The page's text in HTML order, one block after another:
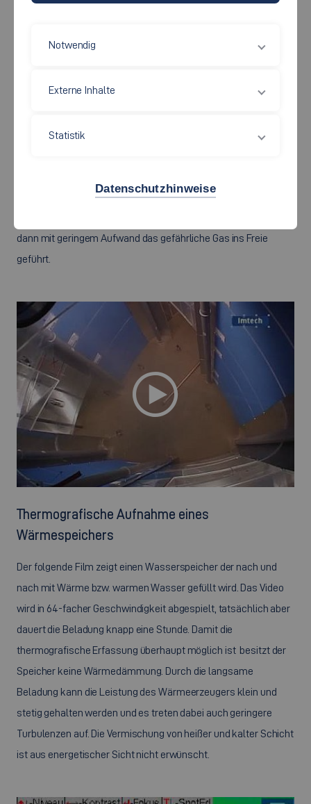
die Behandlung im Brandfall immer schwieriger. Besonders
Geometrien, z.B. in Atrien, da hierbei das giftige Gas trotz
möglich ist. Eine innovative Lösung für eine derartige
Brandfall den Qualm zunächst in die Mitte des Gebäudes und
dann mit geringem Aufwand das gefährliche Gas ins Freie
geführt.
Thermografische Aufnahme eines
Wärmespeichers
Der folgende Film zeigt einen Wasserspeicher der nach und
nach mit Wärme bzw. warmen Wasser gefüllt wird. Das Video
wird in 64-facher Geschwindigkeit abgespielt, tatsächlich aber
dauert die Beladung knapp eine Stunde. Damit die
thermografische Erfassung überhaupt möglich ist besitzt der
Speicher keine Wärmedämmung. Durch die langsame
Beladung kann die Leistung des Wärmeerzeugers klein und
stetig gehalten werden und es treten dabei auch geringere
Turbulenzen auf. Die Vermischung von heißer und kalter Schicht
ist aus energetischer Sicht nicht erwünscht.
Notwendig
Externe Inhalte
Statistik
Datenschutzhinweise